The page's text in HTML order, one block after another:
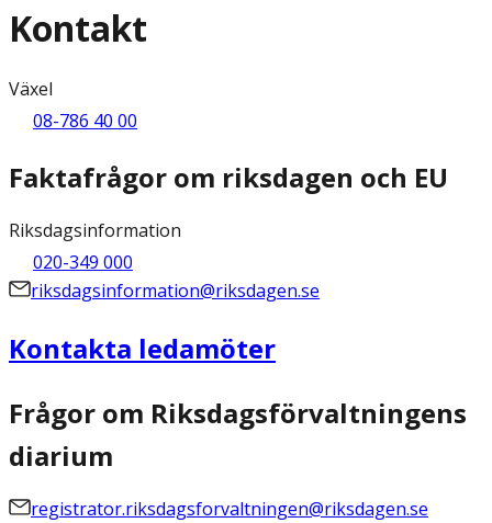
Kontakt
Växel
08-786 40 00
Faktafrågor om riksdagen och EU
Riksdagsinformation
020-349 000
riksdagsinformation@riksdagen.se
Kontakta ledamöter
Frågor om Riksdagsförvaltningens
diarium
registrator.riksdagsforvaltningen@riksdagen.se